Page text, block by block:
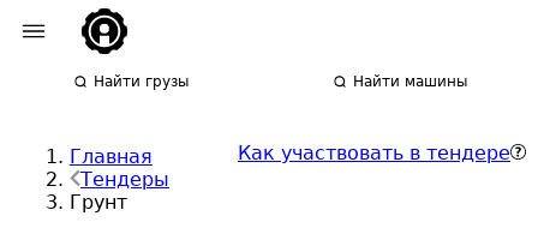
Найти грузы Найти машины
Главная
Тендеры
Грунт
Как участвовать в тендере